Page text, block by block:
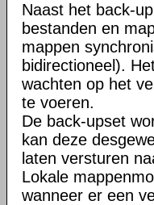
Naast het back-
bestanden en
mappen
bidirectioneel).
wachten op het
te voeren.
De back-upset
kan deze
laten versturen
Lokale
wanneer er een